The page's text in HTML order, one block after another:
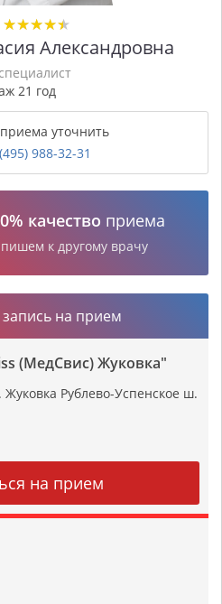
★★★★★
★★★★★
Александровна
21 год
уточнить
988-32-31
качество приема
к другому врачу
запись на прием
(МедСвис) Жуковка"
Жуковка Рублево-Успенское ш.